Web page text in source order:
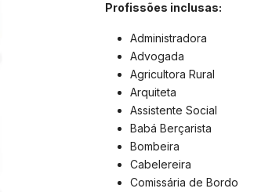
Profissões inclusas:
Administradora
Advogada
Agricultora Rural
Arquiteta
Assistente Social
Babá Berçarista
Bombeira
Cabelereira
Comissária de Bordo